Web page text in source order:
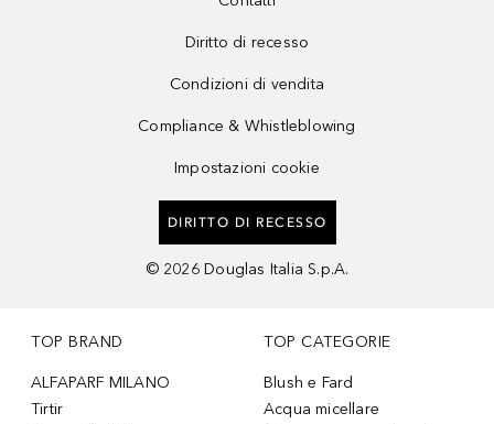
Diritto di recesso
Condizioni di vendita
Compliance & Whistleblowing
Impostazioni cookie
DIRITTO DI RECESSO
© 2026 Douglas Italia S.p.A.
TOP BRAND
ALFAPARF MILANO
Tirtir
TOP CATEGORIE
Blush e Fard
Acqua micellare